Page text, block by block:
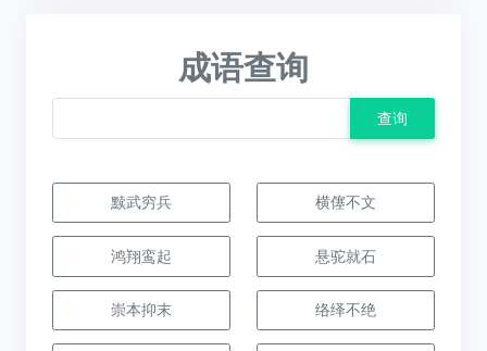
成语查询
查询
黩武穷兵 横僿不文
鸿翔鸾起 悬驼就石
崇本抑末 络绎不绝